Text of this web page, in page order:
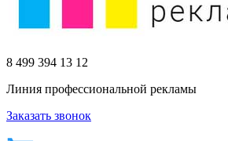
8 499 394 13 12
Линия профессиональной рекламы
Заказать звонок